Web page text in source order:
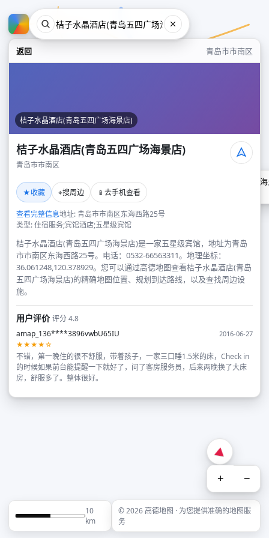
返回 青岛市市南区
桔子水晶酒店(青岛五四广场海景店)
桔子水晶酒店(青岛五四广场海景店)
青岛市市南区
★收藏 ⌖搜周边 📱 去手机查看
查看完整信息地址: 青岛市市南区东海西路25号
类型: 住宿服务;宾馆酒店;五星级宾馆
桔子水晶酒店(青岛五四广场海景店)是一家五星级宾馆，地址为青岛
市市南区东海西路25号。电话：0532-66563311。地理坐标：
36.061248,120.378929。您可以通过高德地图查看桔子水晶酒店(青岛
五四广场海景店)的精确地图位置、规划到达路线，以及查找周边设
施。
用户评价评分 4.8
amap_136****3896vwbU65IU
2016-06-27
★★★★☆
不错，第一晚住的很不舒服，带着孩子，一家三口睡1.5米的床，Check in
的时候如果前台能提醒一下就好了，问了客房服务员，后来两晚换了大床
房，舒服多了。整体很好。
桔子水晶酒店(青岛五四广场
+ −
10
km
© 2026 高德地图 · 为您提供准确的地图服
务